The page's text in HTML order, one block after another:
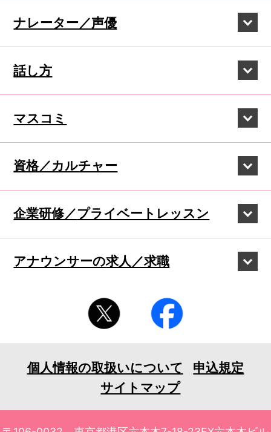
ナレーター／声優
話し方
マスコミ
資格／カルチャー
企業研修／プライベートレッスン
アナウンサーの求人／求職
個人情報の取扱いについて
申込規定
サイトマップ